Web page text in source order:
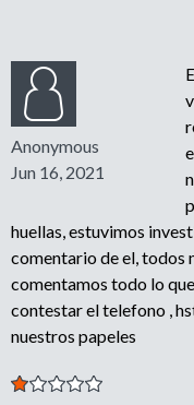
Anonymous
Jun 16, 2021
huellas, estuvimos
comentario de el, todos
comentamos todo lo
contestar el telefono ,
nuestros papeles